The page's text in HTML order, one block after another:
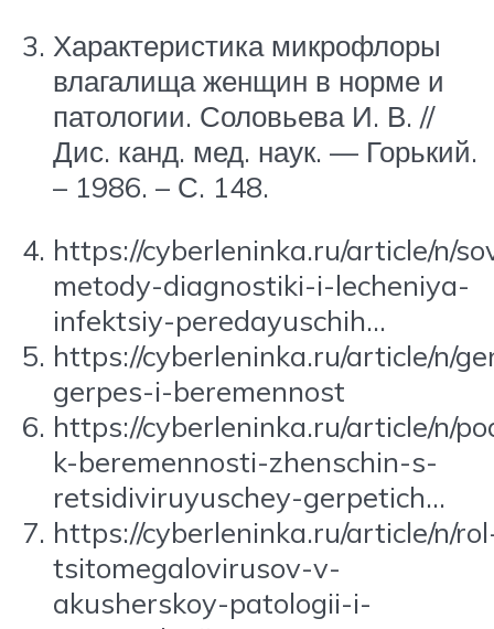
Характеристика микрофлоры
влагалища женщин в норме и
патологии. Соловьева И. В. //
Дис. канд. мед. наук. — Горький.
– 1986. – С. 148.
https://cyberleninka.ru/article/n/
metody-diagnostiki-i-lecheniya-
infektsiy-peredayuschih…
https://cyberleninka.ru/article/n/
gerpes-i-beremennost
https://cyberleninka.ru/article/n/
k-beremennosti-zhenschin-s-
retsidiviruyuschey-gerpetich…
https://cyberleninka.ru/article/n/
tsitomegalovirusov-v-
akusherskoy-patologii-i-